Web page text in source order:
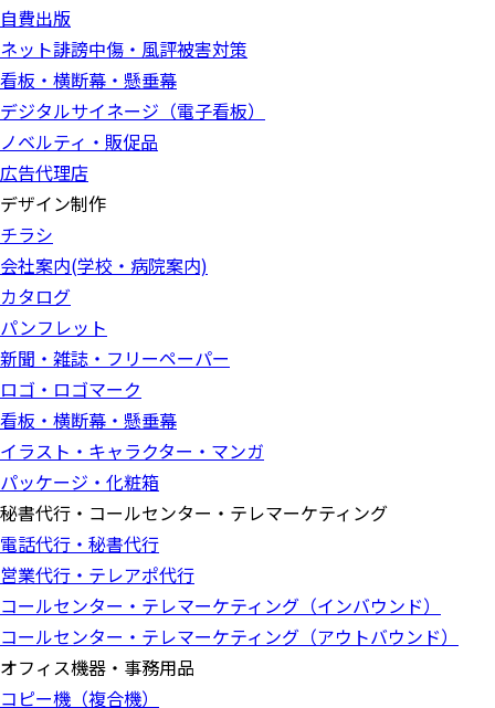
自費出版
ネット誹謗中傷・風評被害対策
看板・横断幕・懸垂幕
デジタルサイネージ（電子看板）
ノベルティ・販促品
広告代理店
デザイン制作
チラシ
会社案内(学校・病院案内)
カタログ
パンフレット
新聞・雑誌・フリーペーパー
ロゴ・ロゴマーク
看板・横断幕・懸垂幕
イラスト・キャラクター・マンガ
パッケージ・化粧箱
秘書代行・コールセンター・テレマーケティング
電話代行・秘書代行
営業代行・テレアポ代行
コールセンター・テレマーケティング（インバウンド）
コールセンター・テレマーケティング（アウトバウンド）
オフィス機器・事務用品
コピー機（複合機）